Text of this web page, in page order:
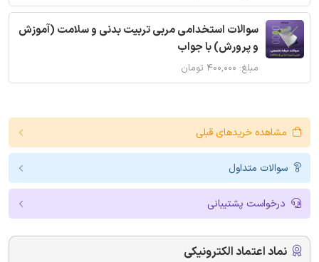
سوالات استخدامی مربی تربیت بدنی و سلامت (آموزش
و پرورش) با جواب
مبلغ: ۴۰۰,۰۰۰ تومان
مشاهده خریدهای قبلی
سوالات متداول
درخواست پشتیبانی
نماد اعتماد الکترونیکی